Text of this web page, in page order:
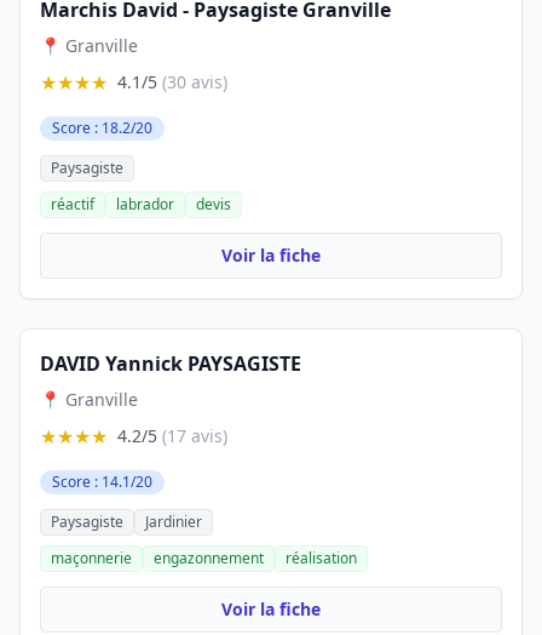
Marchis David - Paysagiste Granville
📍 Granville
★★★★ 4.1/5 (30 avis)
Score : 18.2/20
Paysagiste
réactif
labrador devis
Voir la fiche
DAVID Yannick PAYSAGISTE
📍 Granville
★★★★ 4.2/5 (17 avis)
Score : 14.1/20
Paysagiste
Jardinier
maçonnerie
engazonnement réalisation
Voir la fiche